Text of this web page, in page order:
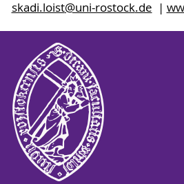
skadi.loist@uni-rostock.de |